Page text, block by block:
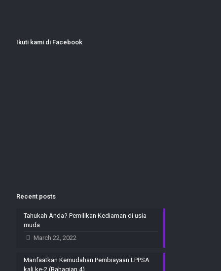
Ikuti kami di Facebook
Recent posts
Tahukah Anda? Pemilikan Kediaman di usia
muda
March 22, 2022
Manfaatkan Kemudahan Pembiayaan LPPSA
kali ke-2 (Bahagian 4)